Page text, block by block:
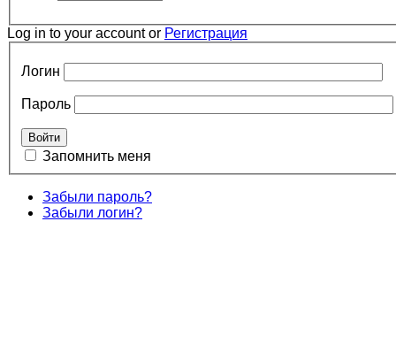
Log in to your account or Регистрация
Логин
Пароль
Запомнить меня
Забыли пароль?
Забыли логин?